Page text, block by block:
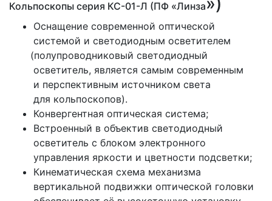
Кольпоскопы серия КС-01-Л (ПФ «Линза
Оснащение современной оптической
системой и светодиодным осветителем
(полупроводниковый светодиодный
осветитель, является самым современным
и перспективным источником света
для кольпоскопов).
Конвергентная оптическая система;
Встроенный в объектив светодиодный
осветитель с блоком электронного
управления яркости и цветности подсветки;
Кинематическая схема механизма
вертикальной подвижки оптической головки